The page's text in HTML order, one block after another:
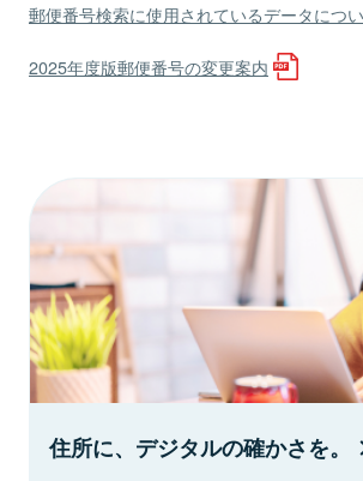
郵便番号検索に使用されているデータにつ
2025年度版郵便番号の変更案内
住所に、デジタルの確かさを。